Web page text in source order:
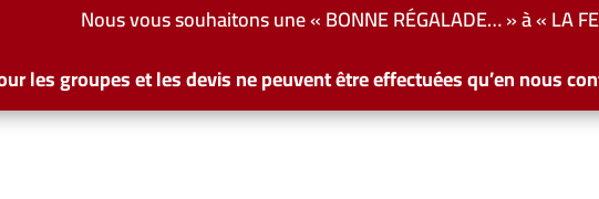
Nous vous souhaitons une « BONNE RÉGALADE… » à « LA
les groupes et les devis ne peuvent être effectuées qu’en nous